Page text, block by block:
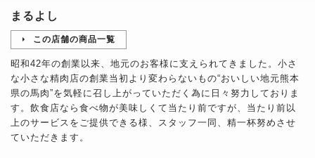
まるよし
この店舗の商品一覧
昭和42年の創業以来、地元のお客様に支えられてきました。小さ
な小さな精肉店の創業当初より変わらないもの“おいしい地元熊本
県の馬肉”を気軽に召し上がっていただく為に日々努力しておりま
す。飲食店なら食べ物が美味しくて当たり前ですが、当たり前以
上のサービスをご提供できる様、スタッフ一同、精一杯努めさせ
ていただきます。